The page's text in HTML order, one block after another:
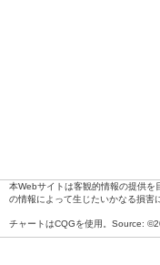
本Webサイトは客観的情報の提供を
の情報によって生じたいかなる損害
チャートはCQGを使用。Source: